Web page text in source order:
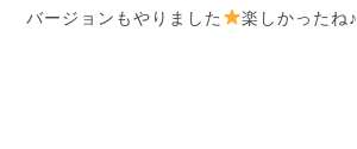
バージョンもやりました
楽しかったね♪